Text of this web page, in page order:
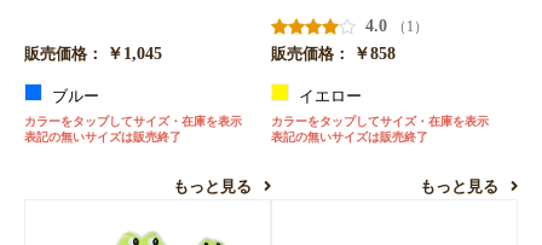
販売価格： ￥1,045
ブルー
カラーをタップしてサイズ・在庫を表示
表記の無いサイズは販売終了
もっと見る
4.0
（1）
販売価格：
￥858
イエロー
カラーをタップしてサイズ・在庫を表示
表記の無いサイズは販売終了
もっと見る